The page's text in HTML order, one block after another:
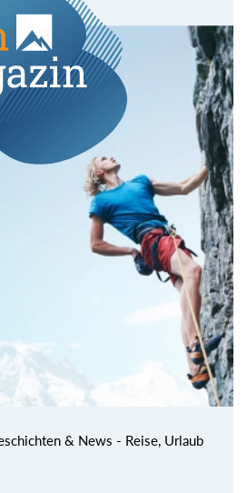
& News - Reise, Urlaub